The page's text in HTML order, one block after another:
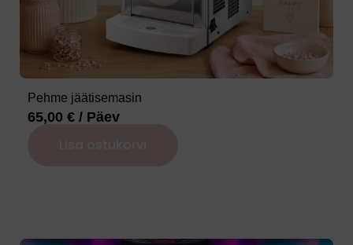
Pehme jäätisemasin
65,00 € / Päev